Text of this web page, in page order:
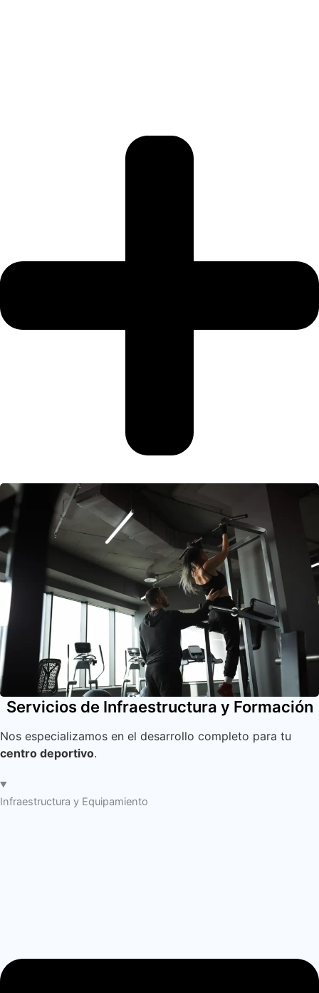
Servicios de Infraestructura y Formación
Nos especializamos en el desarrollo completo para tu
centro deportivo.
Infraestructura y Equipamiento